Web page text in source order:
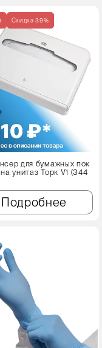
Cкидка 39%
для бумажных пок
унитаз Торк V1 (344
Подробнее